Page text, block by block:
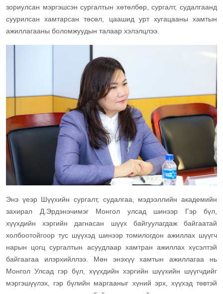
зориулсан мэргэшсэн сургалтын хөтөлбөр, сургалт, судалгаанд
суурилсан хамтарсан төсөл, цаашид урт хугацааны хамтын
ажиллагааны боломжуудын талаар хэлэлцлээ.
Энэ үеэр Шүүхийн сургалт, судалгаа, мэдээллийн академийн
захирал Д.Эрдэнэчимэг Монгол улсад шинээр Гэр бүл,
хүүхдийн хэргийн дагнасан шүүх байгуулагдаж байгаатай
холбоотойгоор тус шүүхэд шинээр томилогдон ажиллах шүүгч
нарын цогц сургалтын асуудлаар хамтран ажиллах хүсэлтэй
байгаагаа илэрхийллээ. Мөн энэхүү хамтын ажиллагаа нь
Монгол Улсад гэр бүл, хүүхдийн хэргийн шүүхийн шүүгчдийг
мэргэшүүлэх, гэр бүлийн маргааныг хүний эрх, хүүхэд төвтэй